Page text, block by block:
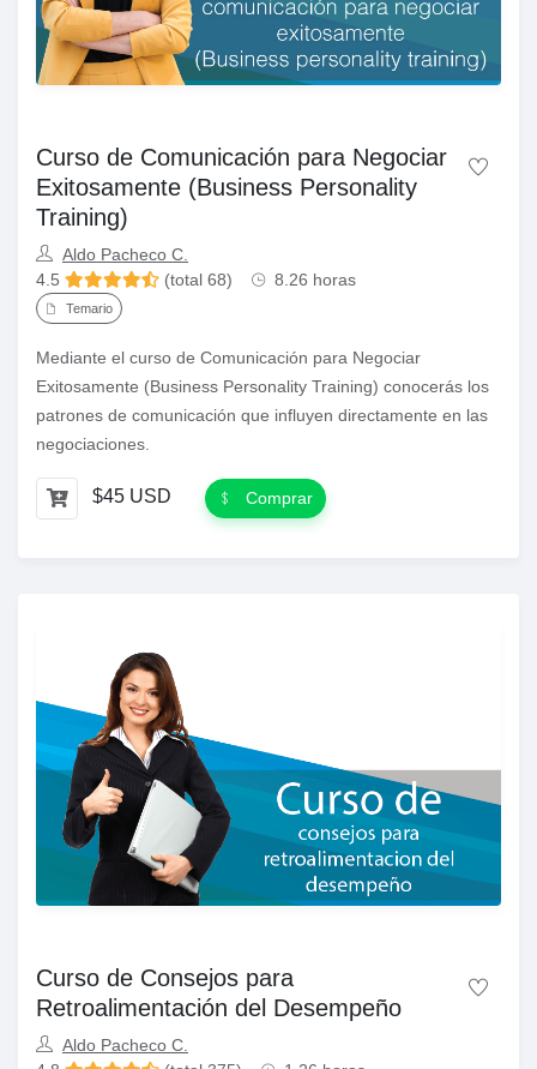
Curso de Comunicación para Negociar
Exitosamente (Business Personality
Training)
Aldo Pacheco C.
4.5
(total 68) 8.26 horas
Temario
Mediante el curso de Comunicación para Negociar
Exitosamente (Business Personality Training) conocerás los
patrones de comunicación que influyen directamente en las
negociaciones.
$45 USD Comprar
Curso de Consejos para
Retroalimentación del Desempeño
Aldo Pacheco C.